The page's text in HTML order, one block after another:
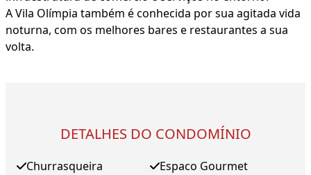
A Vila Olímpia também é conhecida por sua agitada vida
noturna, com os melhores bares e restaurantes a sua
volta.
DETALHES DO CONDOMÍNIO
Churrasqueira Espaco Gourmet